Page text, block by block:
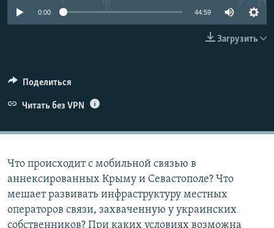
ПОБЕДИТЕЛЕЙ НЕ СУДЯТ?
УКРАИНСКАЯ ПРОБЛЕМА КРЫМА
ПРИСОЕДИНЯЙТЕСЬ!
0:00 44:59
Загрузить
Поделиться
Читать без VPN
Что происходит с мобильной связью в
аннексированных Крыму и Севастополе? Что
мешает развивать инфраструктуру местных
операторов связи, захваченную у украинских
собственников? При каких условиях возможна